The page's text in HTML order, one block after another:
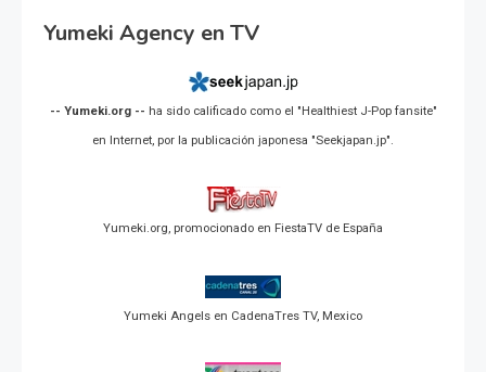
Yumeki Agency en TV
-- Yumeki.org -- ha sido calificado como el "Healthiest J-Pop fansite"
en Internet, por la publicación japonesa "Seekjapan.jp".
Yumeki.org, promocionado en FiestaTV de España
Yumeki Angels en CadenaTres TV, Mexico